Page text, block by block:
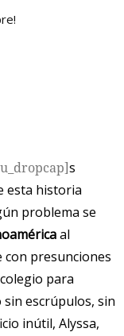
s
esta historia
problema se
al
con presunciones
para
escrúpulos, sin
inútil, Alyssa,